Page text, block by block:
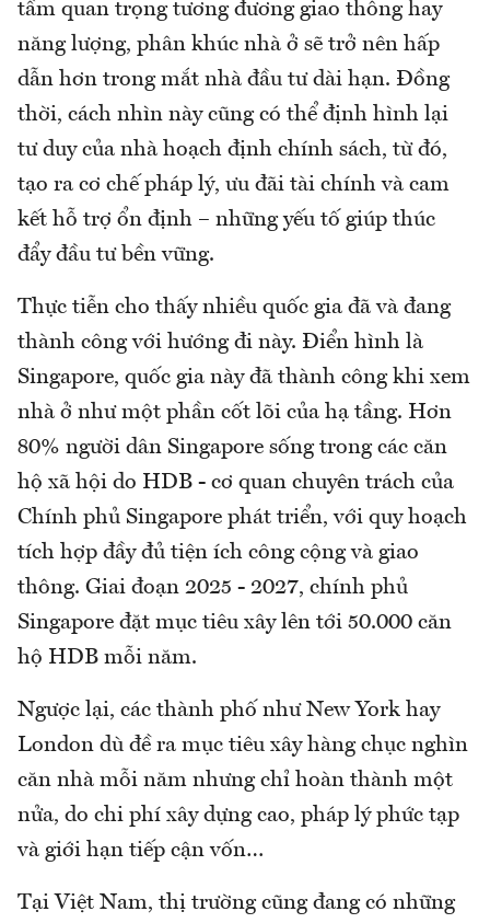
tầm quan trọng tương đương giao thông hay
năng lượng, phân khúc nhà ở sẽ trở nên hấp
dẫn hơn trong mắt nhà đầu tư dài hạn. Đồng
thời, cách nhìn này cũng có thể định hình lại
tư duy của nhà hoạch định chính sách, từ đó,
tạo ra cơ chế pháp lý, ưu đãi tài chính và cam
kết hỗ trợ ổn định – những yếu tố giúp thúc
đẩy đầu tư bền vững.
Thực tiễn cho thấy nhiều quốc gia đã và đang
thành công với hướng đi này. Điển hình là
Singapore, quốc gia này đã thành công khi xem
nhà ở như một phần cốt lõi của hạ tầng. Hơn
80% người dân Singapore sống trong các căn
hộ xã hội do HDB - cơ quan chuyên trách của
Chính phủ Singapore phát triển, với quy hoạch
tích hợp đầy đủ tiện ích công cộng và giao
thông. Giai đoạn 2025 - 2027, chính phủ
Singapore đặt mục tiêu xây lên tới 50.000 căn
hộ HDB mỗi năm.
Ngược lại, các thành phố như New York hay
London dù đề ra mục tiêu xây hàng chục nghìn
căn nhà mỗi năm nhưng chỉ hoàn thành một
nửa, do chi phí xây dựng cao, pháp lý phức tạp
và giới hạn tiếp cận vốn…
Tại Việt Nam, thị trường cũng đang có những